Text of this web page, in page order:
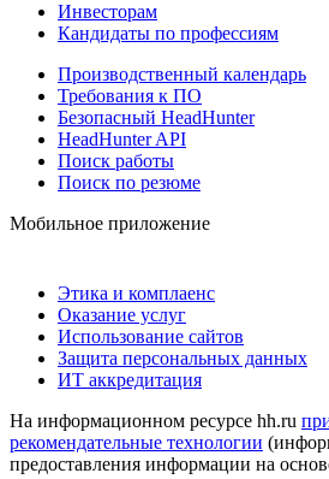
Инвесторам
Кандидаты по профессиям
Производственный календарь
Требования к ПО
Безопасный HeadHunter
HeadHunter API
Поиск работы
Поиск по резюме
Мобильное приложение
Этика и комплаенс
Оказание услуг
Использование сайтов
Защита персональных данных
ИТ аккредитация
На информационном ресурсе hh.ru
рекомендательные технологии
предоставления информации на